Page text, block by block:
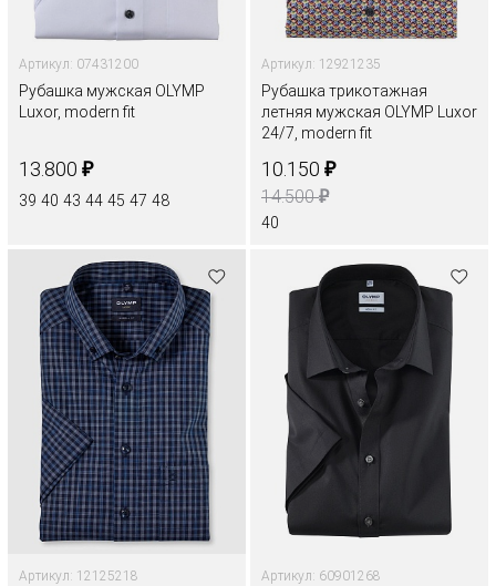
Артикул: 07431200
Рубашка мужская OLYMP
Luxor, modern fit
13.800 ₽
39 40 43 44 45 47 48
Артикул: 12921235
Рубашка трикотажная
летняя мужская OLYMP Luxor
24/7, modern fit
10.150 ₽
14.500₽
40
Артикул: 12125218 Артикул: 60901268